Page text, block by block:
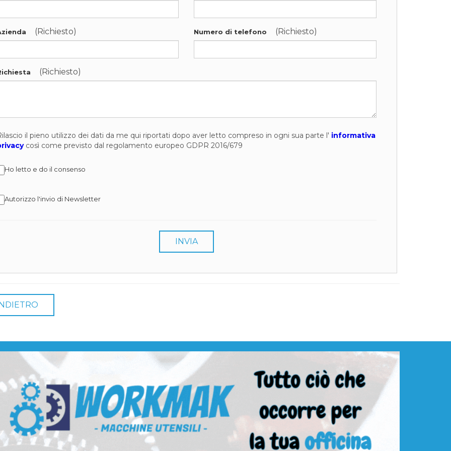
(Richiesto) Numero di telefono (Richiesto)
(Richiesto)
il pieno utilizzo dei dati da me qui riportati dopo aver letto compreso in ogni sua parte l' informativa
così come previsto dal regolamento europeo GDPR 2016/679
Ho letto e do il consenso
Autorizzo l'invio di Newsletter
INVIA